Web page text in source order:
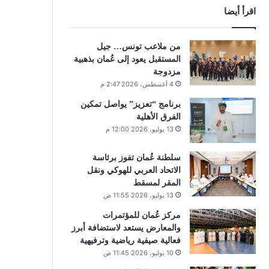
اقرأ أيضا
من ملاعب تونس… جيل
المستقبل يعود إلى عُمان بذهبية
مزدوجة
4 أغسطس، 2026 2:47 م
برنامج “تعزيز” يواصل تمكين
الفرق الأهلية
13 يوليو، 2026 12:00 م
سلطنة عُمان تفوز برئاسة
الاتحاد العربي للهوكي ونقل
المقر لمسقط
13 يوليو، 2026 11:55 ص
مركز عُمان للمؤتمرات
والمعارض يستعد لاستضافة أبرز
فعالية صيفية رياضية وترفيهية
10 يوليو، 2026 11:45 ص